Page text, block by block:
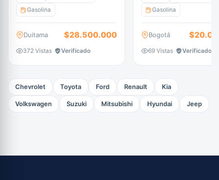
Gasolina
Duitama $28.500.000
372 Vistas Verificado
Gasolina
Bogotá
69 Vistas Verificado
Chevrolet Toyota Ford Renault Kia
Volkswagen Suzuki Mitsubishi Hyundai Jeep